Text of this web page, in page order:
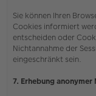
Sie können Ihren
Cookies informiert
entscheiden oder
Nichtannahme der
eingeschränkt sein.
7. Erhebung